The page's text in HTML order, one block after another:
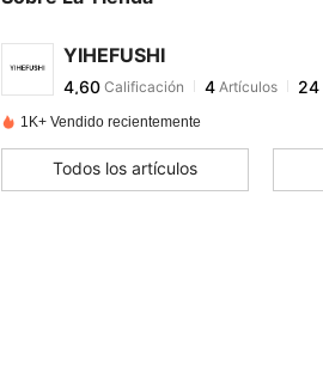
YIHEFUSHI
4,60 Calificación
4***9seguido haceHace 1
1K+ Vendido recientemente
Todos los artículos